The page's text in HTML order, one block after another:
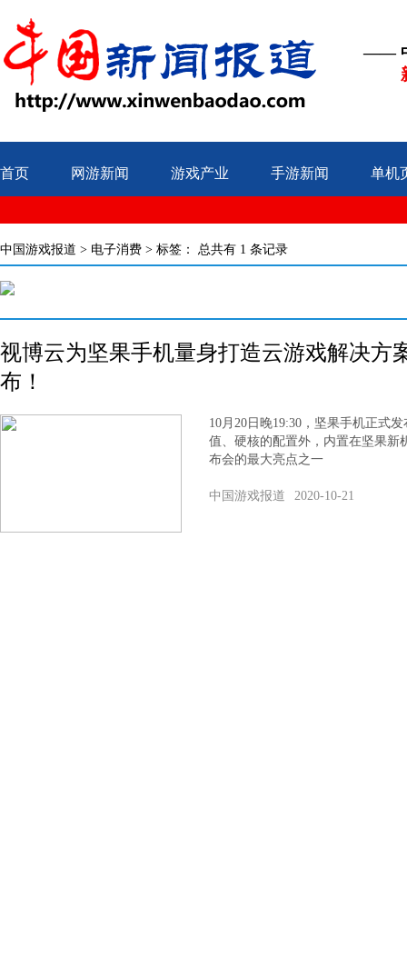
——
首页 网游新闻 游戏产业 手游新闻 单机
中国游戏报道 > 电子消费 > 标签： 总共有 1 条记录
视博云为坚果手机量身打造云游戏解决方
布！
10月20日晚19:30，坚果手机正式
值、硬核的配置外，内置在坚果新
布会的最大亮点之一
中国游戏报道 2020-10-21